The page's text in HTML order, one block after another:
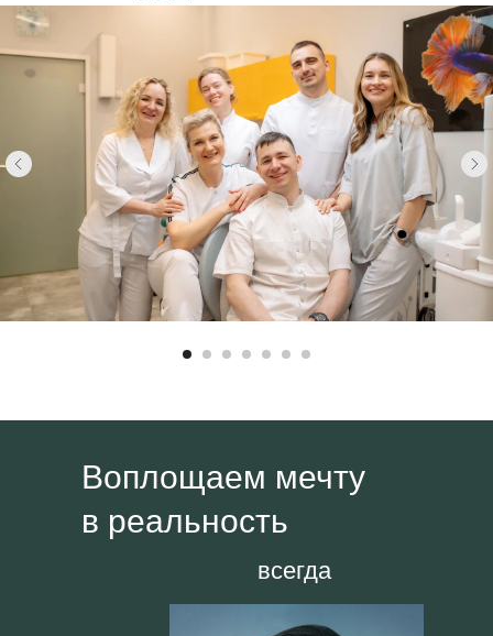
Воплощаем мечту
в реальность
всегда